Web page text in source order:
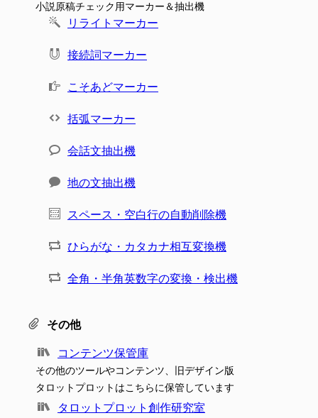
小説原稿チェック用マーカー＆抽出機
リライトマーカー
接続詞マーカー
こそあどマーカー
括弧マーカー
会話文抽出機
地の文抽出機
スペース・空白行の自動削除機
ひらがな・カタカナ相互変換機
全角・半角英数字の変換・検出機
その他
コンテンツ保管庫
その他のツールやコンテンツ、旧デザイン版
タロットプロットはこちらに保管しています
タロットプロット創作研究室